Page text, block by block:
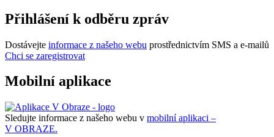
Přihlášení k odběru zpráv
Dostávejte informace z našeho webu prostřednictvím SMS a e-mailů
Chci se zaregistrovat
Mobilní aplikace
Sledujte informace z našeho webu v mobilní aplikaci –
V OBRAZE.